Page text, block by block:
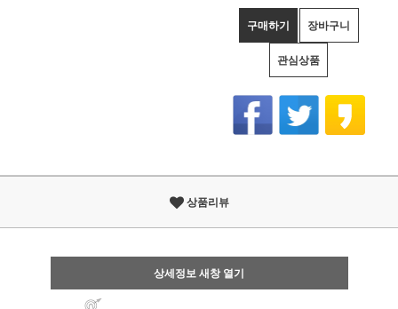
구매하기 장바구니
관심상품
상품리뷰
상세정보 새창 열기